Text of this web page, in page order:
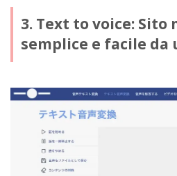
3. Text to voice:
semplice e facile da